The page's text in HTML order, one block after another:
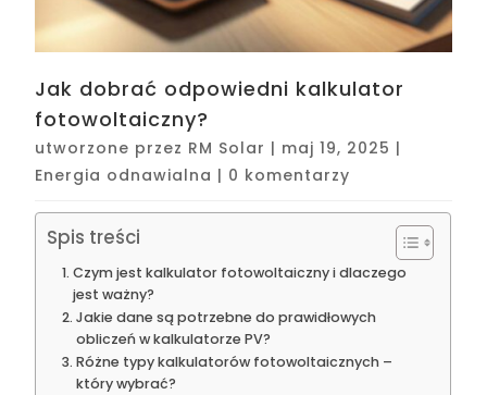
Jak dobrać odpowiedni kalkulator
fotowoltaiczny?
utworzone przez RM Solar | maj 19, 2025 |
Energia odnawialna | 0 komentarzy
Spis treści
Czym jest kalkulator fotowoltaiczny i dlaczego
jest ważny?
Jakie dane są potrzebne do prawidłowych
obliczeń w kalkulatorze PV?
Różne typy kalkulatorów fotowoltaicznych –
który wybrać?